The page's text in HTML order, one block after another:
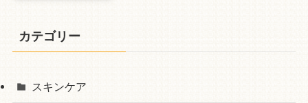
カテゴリー
スキンケア